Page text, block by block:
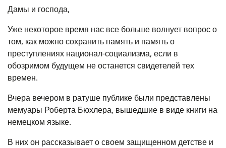
Дамы и господа,
Уже некоторое время нас все больше волнует вопрос о
том, как можно сохранить память и память о
преступлениях национал-социализма, если в
обозримом будущем не останется свидетелей тех
времен.
Вчера вечером в ратуше публике были представлены
мемуары Роберта Бюхлера, вышедшие в виде книги на
немецком языке.
В них он рассказывает о своем защищенном детстве и